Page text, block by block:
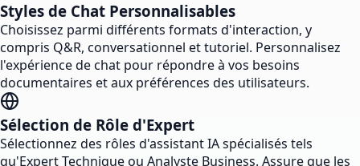
Styles de Chat Personnalisables
Choisissez parmi différents formats d'interaction, y
compris Q&R, conversationnel et tutoriel. Personnalisez
l'expérience de chat pour répondre à vos besoins
documentaires et aux préférences des utilisateurs.
Sélection de Rôle d'Expert
Sélectionnez des rôles d'assistant IA spécialisés tels
qu'Expert Technique ou Analyste Business. Assure que les